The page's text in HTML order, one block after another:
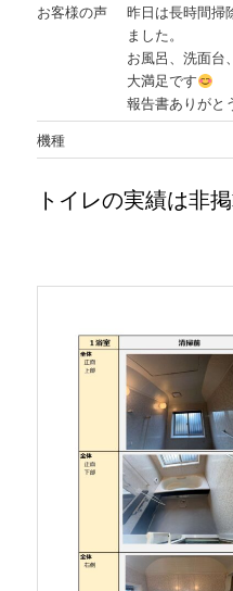
お客様の声
昨日は長時間掃
ました。
お風呂、洗面台
大満足です
報告書ありがと
機種
トイレの実績は非